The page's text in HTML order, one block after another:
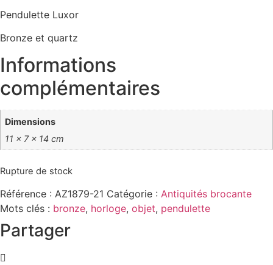
Pendulette Luxor
Bronze et quartz
Informations
complémentaires
Dimensions
11 × 7 × 14 cm
Rupture de stock
Référence : AZ1879-21 Catégorie : Antiquités brocante
Mots clés : bronze, horloge, objet, pendulette
Partager